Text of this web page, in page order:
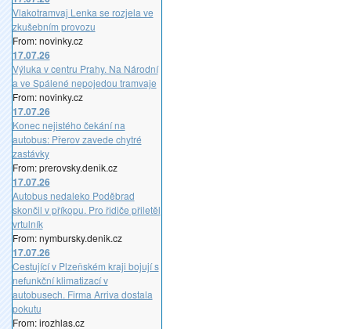
Vlakotramvaj Lenka se rozjela ve
zkušebním provozu
From: novinky.cz
17.07.26
Výluka v centru Prahy. Na Národní
a ve Spálené nepojedou tramvaje
From: novinky.cz
17.07.26
Konec nejistého čekání na
autobus: Přerov zavede chytré
zastávky
From: prerovsky.denik.cz
17.07.26
Autobus nedaleko Poděbrad
skončil v příkopu. Pro řidiče přiletěl
vrtulník
From: nymbursky.denik.cz
17.07.26
Cestující v Plzeňském kraji bojují s
nefunkční klimatizací v
autobusech. Firma Arriva dostala
pokutu
From: irozhlas.cz